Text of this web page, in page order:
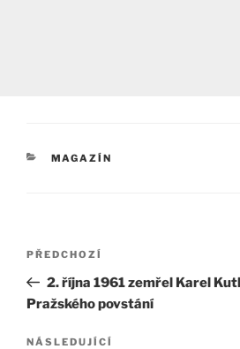
RUBRIKY
MAGAZÍN
Navigace
příspěvek
Předchozí
příspěvek
PŘEDCHOZÍ
2. října 1961 zemřel Karel
Pražského povstání
Následující
NÁSLEDUJÍCÍ